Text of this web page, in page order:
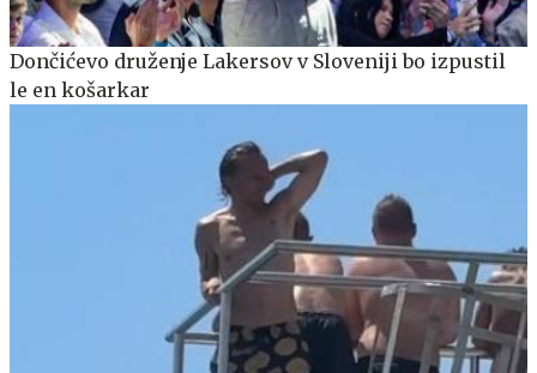
Dončićevo druženje Lakersov v Sloveniji bo izpustil
le en košarkar